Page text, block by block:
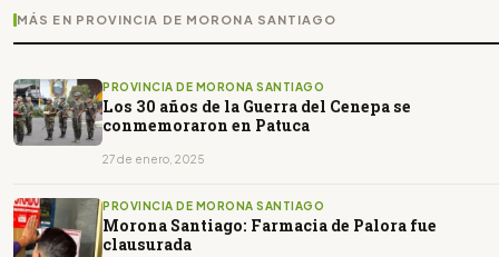
MÁS EN PROVINCIA DE MORONA SANTIAGO
PROVINCIA DE MORONA SANTIAGO
Los 30 años de la Guerra del Cenepa se
conmemoraron en Patuca
27 de enero, 2025
PROVINCIA DE MORONA SANTIAGO
Morona Santiago: Farmacia de Palora fue
clausurada